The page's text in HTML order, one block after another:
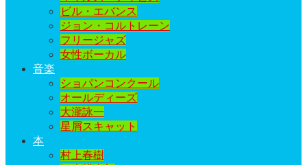
ビル・エバンス
ジョン・コルトレーン
フリージャズ
女性ボーカル
音楽
ショパンコンクール
オールディーズ
大瀧詠一
星屑スキャット
本
村上春樹